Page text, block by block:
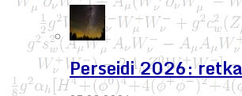
Perseidi 2026: